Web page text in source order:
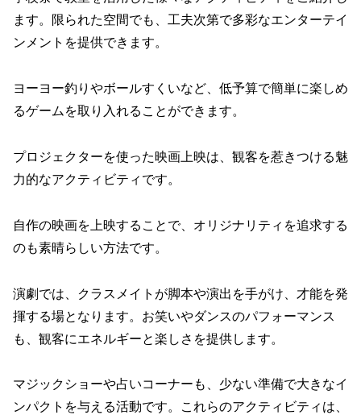
ます。限られた空間でも、工夫次第で多彩なエンターテイ
ンメントを提供できます。
ヨーヨー釣りやボールすくいなど、低予算で簡単に楽しめ
るゲームを取り入れることができます。
プロジェクターを使った映画上映は、観客を惹きつける魅
力的なアクティビティです。
自作の映画を上映することで、オリジナリティを追求する
のも素晴らしい方法です。
演劇では、クラスメイトが脚本や演出を手がけ、才能を発
揮する場となります。お笑いやダンスのパフォーマンス
も、観客にエネルギーと楽しさを提供します。
マジックショーや占いコーナーも、少ない準備で大きなイ
ンパクトを与える活動です。これらのアクティビティは、